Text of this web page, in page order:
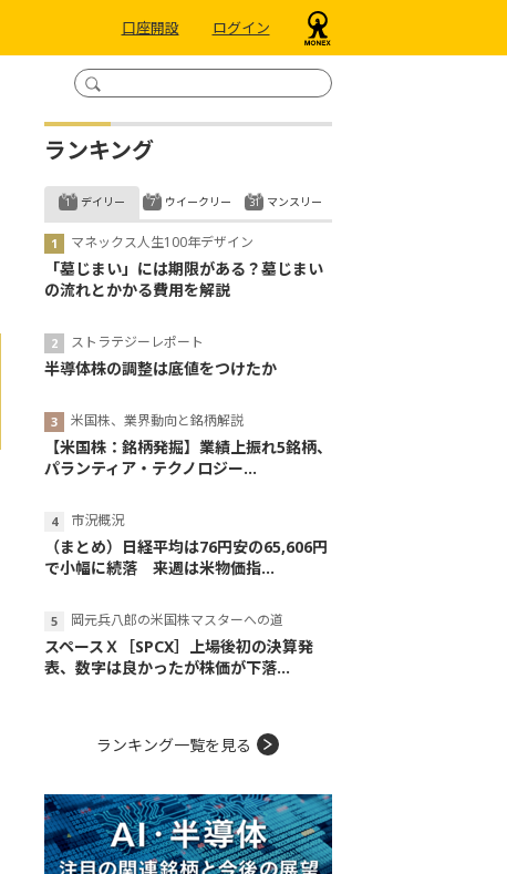
口座開設 ログイン
ランキング
デイリー
マネックス人生100年デザイン
「墓じまい」には期限がある？墓じまい
の流れとかかる費用を解説
ストラテジーレポート
半導体株の調整は底値をつけたか
米国株、業界動向と銘柄解説
【米国株：銘柄発掘】業績上振れ5銘柄、
パランティア・テクノロジー...
市況概況
（まとめ）日経平均は76円安の65,606円
で小幅に続落 来週は米物価指...
岡元兵八郎の米国株マスターへの道
スペースＸ［SPCX］上場後初の決算発
表、数字は良かったが株価が下落...
ウイークリー マンスリー
ランキング一覧を見る